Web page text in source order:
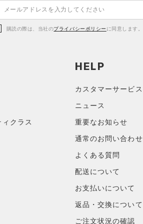
購読の際は、当社のプライバシーポリシー に同意します。
クラス
HELP
カスタマーサービス
ニュース
重要なお知らせ
通常のお問い合わせ
よくある質問
配送について
お支払いについて
返品・交換について
ご注文状況の確認